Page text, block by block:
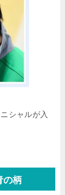
シャルが入
の柄